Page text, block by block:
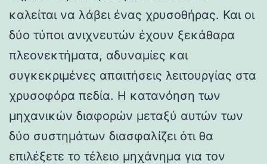
καλείται να λάβει ένας χρυσοθήρας. Και οι
δύο τύποι ανιχνευτών έχουν ξεκάθαρα
πλεονεκτήματα, αδυναμίες και
συγκεκριμένες απαιτήσεις λειτουργίας στα
χρυσοφόρα πεδία. Η κατανόηση των
μηχανικών διαφορών μεταξύ αυτών των
δύο συστημάτων διασφαλίζει ότι θα
επιλέξετε το τέλειο μηχάνημα για τον